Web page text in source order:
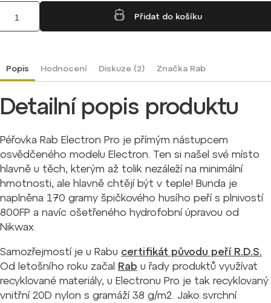
Přidat do košíku
Popis Hodnocení Diskuze (2) ZnačkaRab
Detailní popis produktu
Péřovka Rab Electron Pro je přímým nástupcem
osvědčeného modelu Electron. Ten si našel své místo
hlavně u těch, kterým až tolik nezáleží na minimální
hmotnosti, ale hlavně chtějí být v teple! Bunda je
naplněna 170 gramy špičkového husího peří s plnivostí
800FP a navíc ošetřeného hydrofobní úpravou od
Nikwax.
Samozřejmostí je u Rabu certifikát původu peří R.D.S.
Od letošního roku začal Rab u řady produktů využívat
recyklované materiály, u Electronu Pro je tak recyklovaný
vnitřní 20D nylon s gramáží 38 g/m2. Jako svrchní